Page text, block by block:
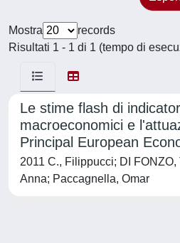
Mostra
records
Risultati 1 - 1 di 1 (tempo di
Le stime flash di
macroeconomici e
Principal European
2011 C., Filippucci; DI FONZO,
Anna; Paccagnella, Omar